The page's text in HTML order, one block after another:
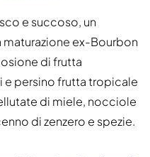
e succoso, un
ex-Bourbon
di frutta
e persino frutta tropicale
di miele, nocciole
di zenzero e spezie.